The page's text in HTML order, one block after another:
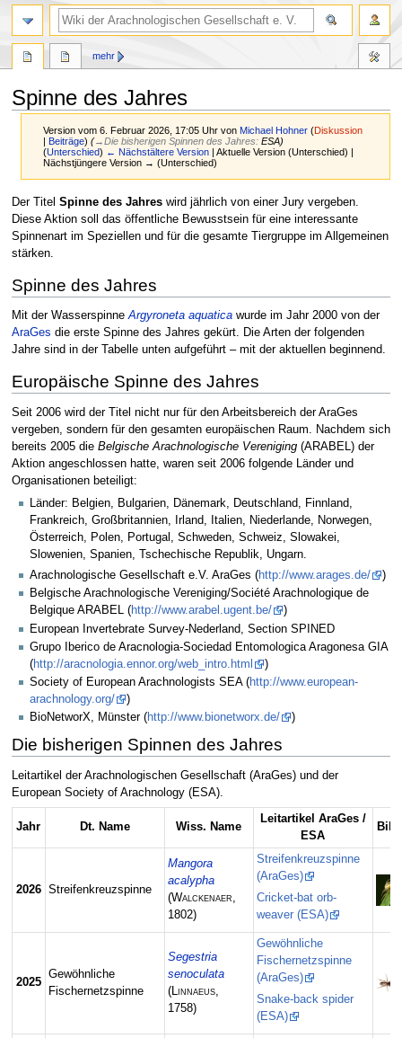
Spinne des Jahres
Version vom 6. Februar 2026, 17:05 Uhr vonMichael Hohner (Diskussion
|Beiträge) (→Die bisherigen Spinnen des Jahres:ESA)
(Unterschied) ← Nächstältere Version | Aktuelle Version (Unterschied) |
Nächstjüngere Version → (Unterschied)
Zur
Navigation
springen
Zur
Suche
springen
Der Titel Spinne des Jahreswird jährlich von einer Jury vergeben.
Diese Aktion soll das öffentliche Bewusstsein für eine interessante
Spinnenart im Speziellen und für die gesamte Tiergruppe im Allgemeinen
stärken.
Spinne des Jahres
Mit der WasserspinneArgyroneta aquaticawurde im Jahr 2000 von der
AraGes die erste Spinne des Jahres gekürt. Die Arten der folgenden
Jahre sind in der Tabelle unten aufgeführt – mit der aktuellen beginnend.
Europäische Spinne des Jahres
Seit 2006 wird der Titel nicht nur für den Arbeitsbereich der AraGes
vergeben, sondern für den gesamten europäischen Raum. Nachdem sich
bereits 2005 die Belgische Arachnologische Vereniging(ARABEL) der
Aktion angeschlossen hatte, waren seit 2006 folgende Länder und
Organisationen beteiligt:
Länder: Belgien, Bulgarien, Dänemark, Deutschland, Finnland,
Frankreich, Großbritannien, Irland, Italien, Niederlande, Norwegen,
Österreich, Polen, Portugal, Schweden, Schweiz, Slowakei,
Slowenien, Spanien, Tschechische Republik, Ungarn.
Arachnologische Gesellschaft e.V. AraGes (http://www.arages.de/
)
Belgische Arachnologische Vereniging/Société Arachnologique de
Belgique ARABEL (http://www.arabel.ugent.be/
)
European Invertebrate Survey-Nederland, Section SPINED
Grupo Iberico de Aracnologia-Sociedad Entomologica Aragonesa GIA
(http://aracnologia.ennor.org/web_intro.html
)
Society of European Arachnologists SEA (http://www.european-
arachnology.org/
)
BioNetworX, Münster (http://www.bionetworx.de/ )
Die bisherigen Spinnen des Jahres
Leitartikel der Arachnologischen Gesellschaft (AraGes) und der
European Society of Arachnology (ESA).
Jahr Dt. Name Wiss. Name
Leitartikel AraGes /
ESA
Bild
2026 Streifenkreuzspinne
Mangora
acalypha
(Walckenaer,
1802)
Streifenkreuzspinne
(AraGes)
Cricket-bat orb-
weaver (ESA)
2025
Gewöhnliche
Fischernetzspinne
Segestria
senoculata
(Linnaeus,
1758)
Gewöhnliche
Fischernetzspinne
(AraGes)
Snake-back spider
(ESA)
mehr